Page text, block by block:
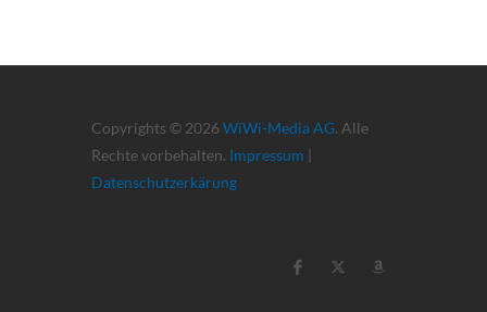
Copyrights © 2026 WiWi-Media AG. Alle
Rechte vorbehalten. Impressum |
Datenschutzerkärung